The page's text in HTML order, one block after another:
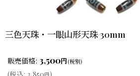
三色天珠・一眼山形天珠 30mm
販売価格: 3,500円(税別)
(税込: 3,850円)